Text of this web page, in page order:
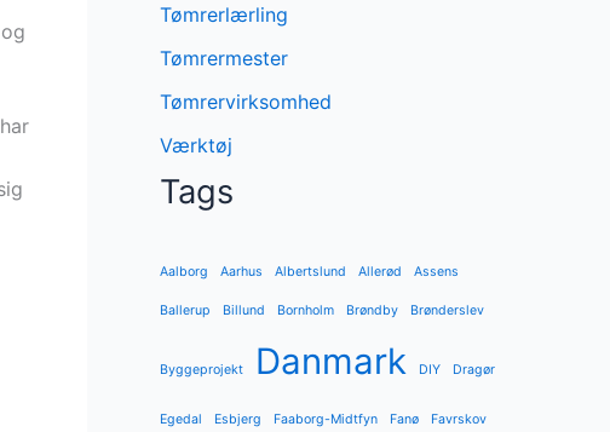
Tømrerlærling
Tømrermester
Tømrervirksomhed
Værktøj
Tags
Aalborg Aarhus Albertslund Allerød Assens
Ballerup Billund Bornholm Brøndby Brønderslev
Byggeprojekt Danmark DIY Dragør
Egedal Esbjerg Faaborg-Midtfyn Fanø Favrskov